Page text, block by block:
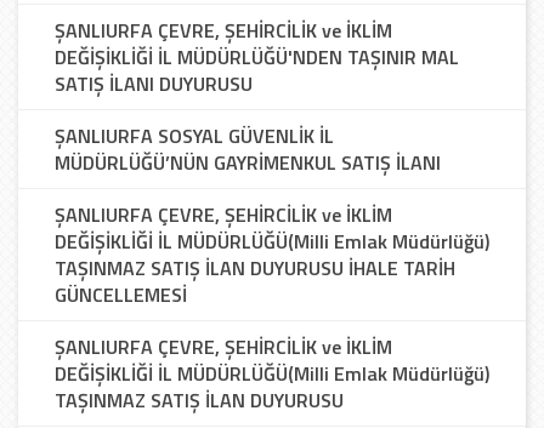
ŞANLIURFA ÇEVRE, ŞEHİRCİLİK ve İKLİM
DEĞİŞİKLİĞİ İL MÜDÜRLÜĞÜ'NDEN TAŞINIR MAL
SATIŞ İLANI DUYURUSU
ŞANLIURFA SOSYAL GÜVENLİK İL
MÜDÜRLÜĞÜ’NÜN GAYRİMENKUL SATIŞ İLANI
ŞANLIURFA ÇEVRE, ŞEHİRCİLİK ve İKLİM
DEĞİŞİKLİĞİ İL MÜDÜRLÜĞÜ(Milli Emlak Müdürlüğü)
TAŞINMAZ SATIŞ İLAN DUYURUSU İHALE TARİH
GÜNCELLEMESİ
ŞANLIURFA ÇEVRE, ŞEHİRCİLİK ve İKLİM
DEĞİŞİKLİĞİ İL MÜDÜRLÜĞÜ(Milli Emlak Müdürlüğü)
TAŞINMAZ SATIŞ İLAN DUYURUSU